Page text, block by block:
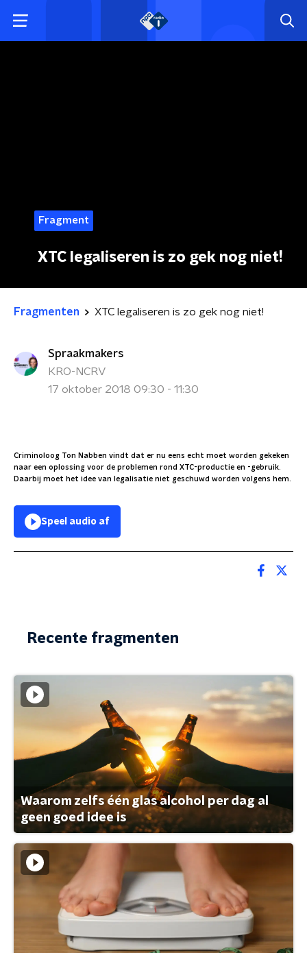
Fragment
XTC legaliseren is zo gek nog niet!
Fragmenten XTC legaliseren is zo gek nog niet!
Spraakmakers
KRO-NCRV
17 oktober 2018 09:30 - 11:30
Criminoloog Ton Nabben vindt dat er nu eens echt moet worden gekeken
naar een oplossing voor de problemen rond XTC-productie en -gebruik.
Daarbij moet het idee van legalisatie niet geschuwd worden volgens hem.
Speel audio af
Recente fragmenten
Waarom zelfs één glas alcohol per dag al
geen goed idee is